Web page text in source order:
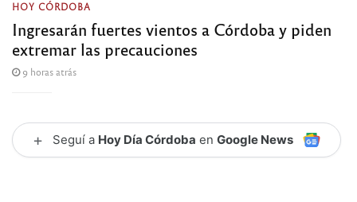
HOY CÓRDOBA
Ingresarán fuertes vientos a Córdoba y piden
extremar las precauciones
9 horas atrás
+ Seguí a Hoy Día Córdoba en Google News